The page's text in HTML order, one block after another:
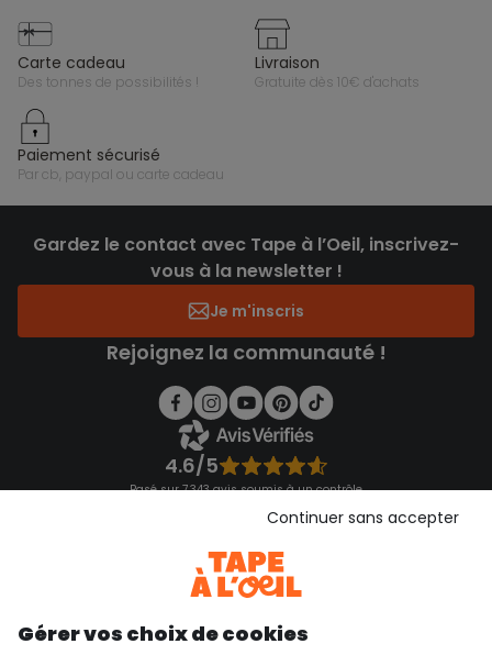
carte cadeau
des tonnes de possibilités !
livraison
gratuite dès 10€ d'achats
paiement sécurisé
par cb, paypal ou carte cadeau
Gardez le contact avec Tape à l’Oeil, inscrivez-
vous à la newsletter !
Je m'inscris
Rejoignez la communauté !
4.6/5
Basé sur 7 343 avis soumis à un contrôle
Consulter les CGU
Gérer vos choix de cookies
Continuer sans accepter